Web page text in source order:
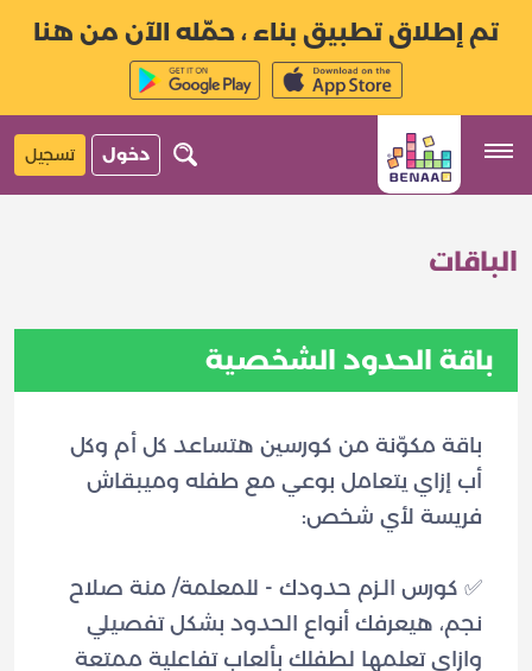
تم إطلاق تطبيق بناء ، حمّله الآن من هنا
دخول تسجيل
الباقات
باقة الحدود الشخصية
باقة مكوّنة من كورسين هتساعد كل أم وكل
أب إزاي يتعامل بوعي مع طفله وميبقاش
✅ كورس الـزم حدودك - للمعلمة/ منة صلاح
نجم، هيعرفك أنواع الحدود بشكل تفصيلي
وازاي تعلمها لطفلك بألعاب تفاعلية ممتعة